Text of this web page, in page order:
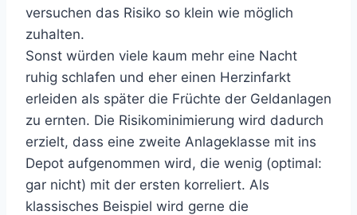
versuchen das Risiko so klein wie möglich
zuhalten.
Sonst würden viele kaum mehr eine Nacht
ruhig schlafen und eher einen Herzinfarkt
erleiden als später die Früchte der Geldanlagen
zu ernten. Die Risikominimierung wird dadurch
erzielt, dass eine zweite Anlageklasse mit ins
Depot aufgenommen wird, die wenig (optimal:
gar nicht) mit der ersten korreliert. Als
klassisches Beispiel wird gerne die